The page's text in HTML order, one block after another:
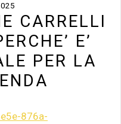
CARRELLI
E’
PER LA